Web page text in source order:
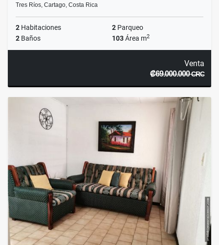
Tres Ríos, Cartago, Costa Rica
2 Habitaciones 2 Parqueo
2 Baños 103Área m2
Venta
₡69.000.000CRC